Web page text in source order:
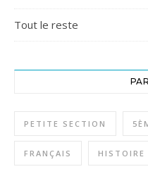
Tout le reste
PETITE SECTION
FRANÇAIS HISTOIRE